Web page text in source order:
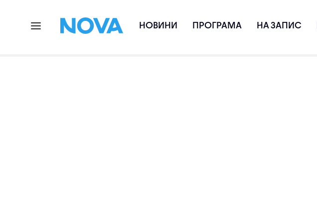
НОВИНИ ПРОГРАМА НА ЗАПИС